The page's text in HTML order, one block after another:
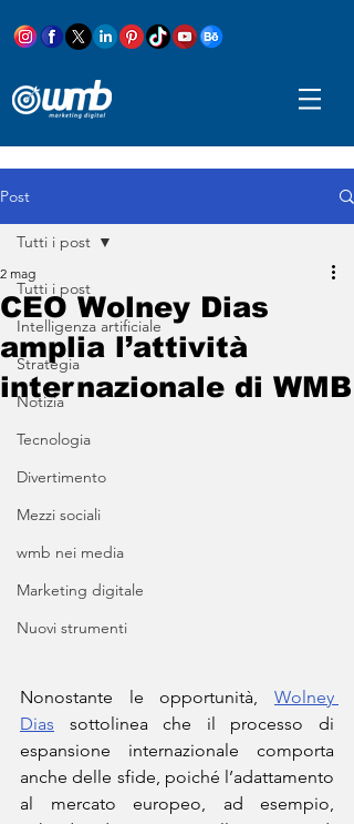
Post
Tutti i post
Intelligenza artificiale
Strategia
Notizia
Tecnologia
Divertimento
Mezzi sociali
wmb nei media
Marketing digitale
Nuovi strumenti
Tutti i post
CEO Wolney Dias
amplia l’attività
internazionale di WMB
2 mag
Nonostante le opportunità, Wolney
Dias sottolinea che il processo di
espansione internazionale comporta
anche delle sfide, poiché l’adattamento
al mercato europeo, ad esempio,